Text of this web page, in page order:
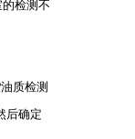
检测不
质检测
后确定